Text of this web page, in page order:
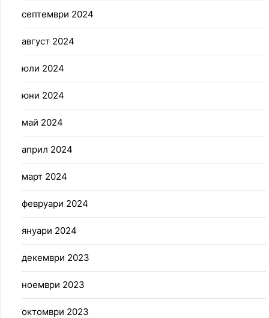
септември 2024
август 2024
юли 2024
юни 2024
май 2024
април 2024
март 2024
февруари 2024
януари 2024
декември 2023
ноември 2023
октомври 2023